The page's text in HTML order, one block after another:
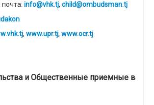
info@vhk.tj, child@ombudsman.tj
, www.upr.tj, www.ocr.tj
и Общественные приемные в